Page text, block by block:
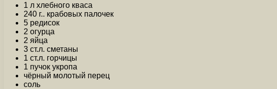
1 л хлебного кваса
240 г.. крабовых палочек
5 редисок
2 огурца
2 яйца
3 ст.л. сметаны
1 ст.л. горчицы
1 пучок укропа
чёрный молотый перец
соль